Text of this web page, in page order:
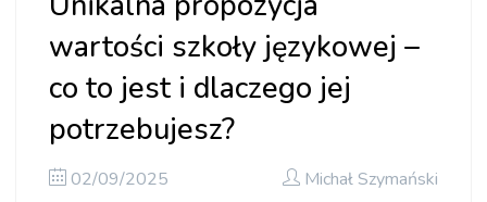
wartości szkoły językowej –
co to jest i dlaczego jej
potrzebujesz?
02/09/2025 Michał Szymański